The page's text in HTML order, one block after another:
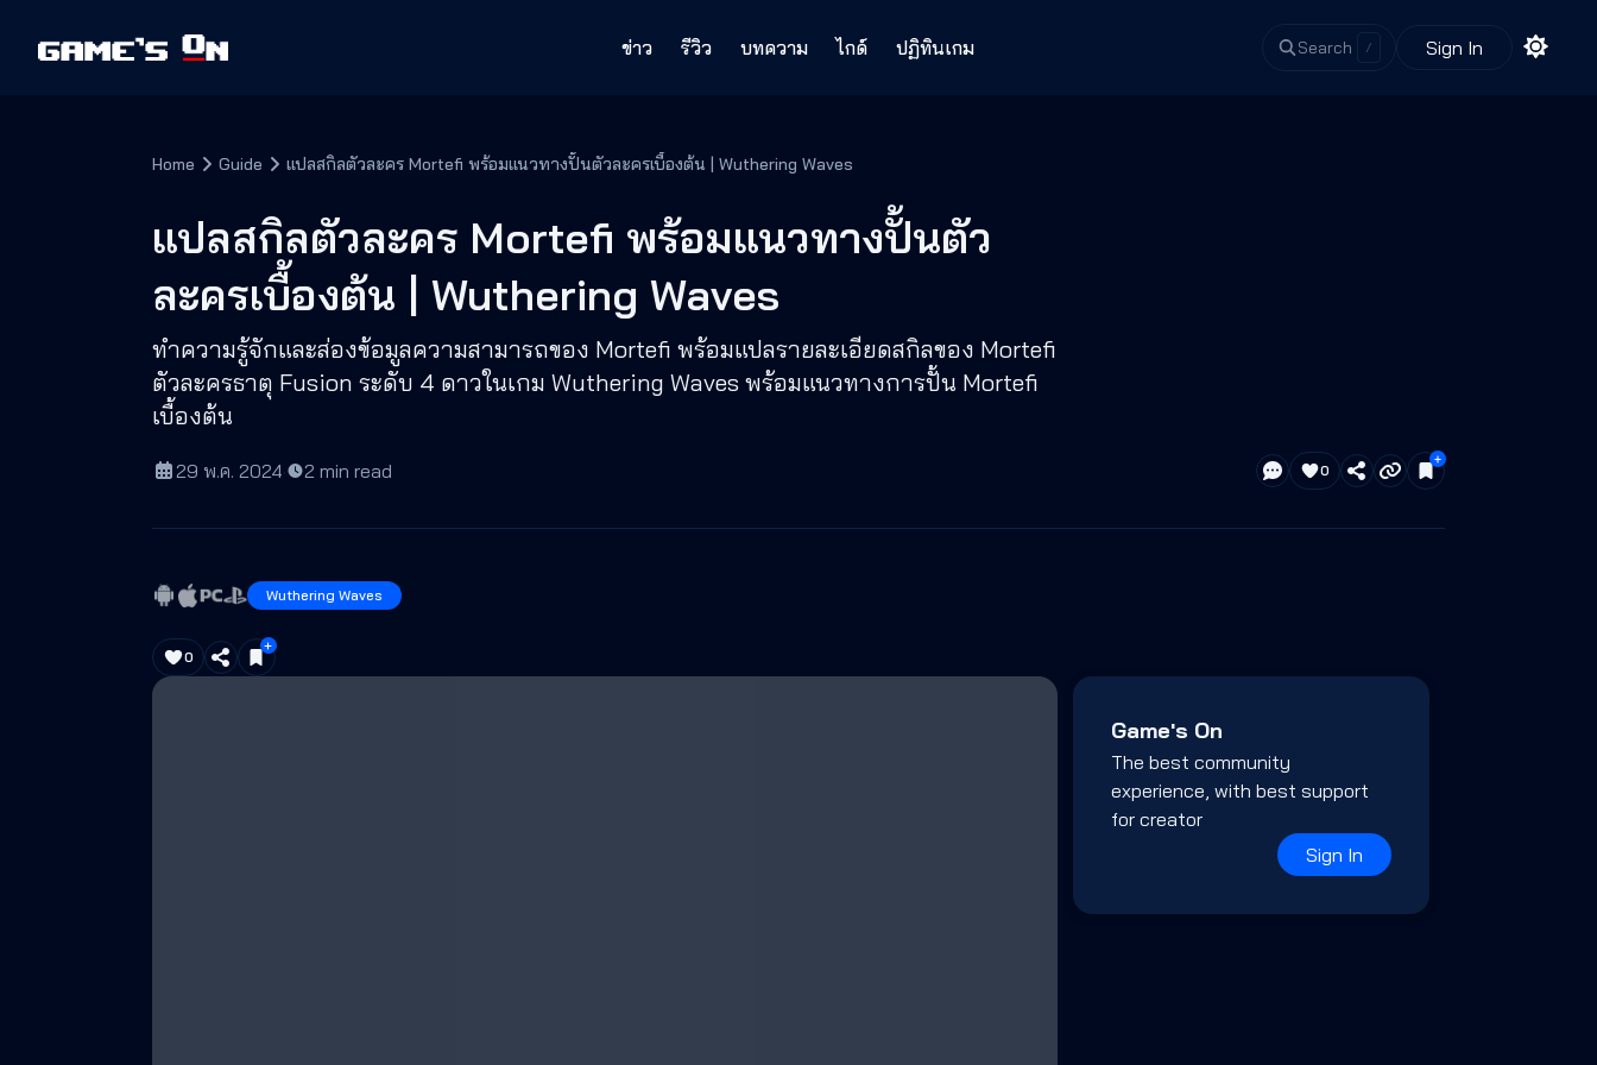
ข่าว รีวิว บทความ ไกด์ ปฏิทินเกม Search / Sign In
Home Guide แปลสกิลตัวละคร Mortefi พร้อมแนวทางปั้นตัวละครเบื้องต้น | Wuthering Waves
แปลสกิลตัวละคร Mortefi พร้อมแนวทางปั้นตัว
ละครเบื้องต้น | Wuthering Waves
ทำความรู้จักและส่องข้อมูลความสามารถของ Mortefi พร้อมแปลรายละเอียดสกิลของ Mortefi
ตัวละครธาตุ Fusion ระดับ 4 ดาวในเกม Wuthering Waves พร้อมแนวทางการปั้น Mortefi
เบื้องต้น
29 พ.ค. 2024· 2 min read 0
Wuthering Waves
0
Game's On
The best community
experience, with best support
for creator
Sign In